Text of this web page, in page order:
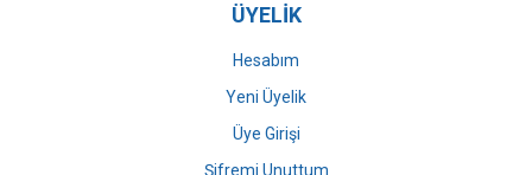
ÜYELİK
Hesabım
Yeni Üyelik
Üye Girişi
Şifremi Unuttum